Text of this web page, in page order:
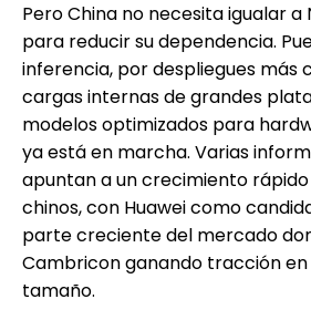
Pero China no necesita igualar a
para reducir su dependencia.
inferencia, por despliegues más
cargas internas de grandes
modelos optimizados para
ya está en marcha. Varias
apuntan a un crecimiento
chinos, con Huawei como
parte creciente del mercado
Cambricon ganando tracción
tamaño.